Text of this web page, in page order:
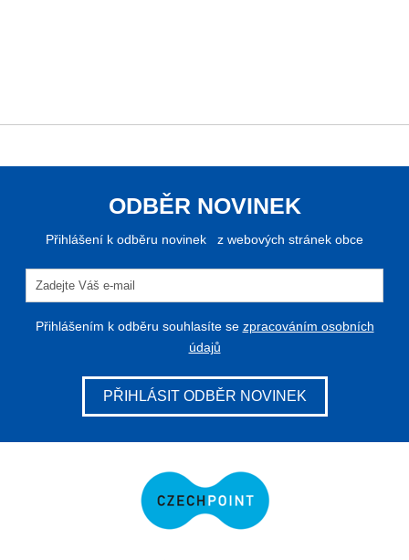
ODBĚR NOVINEK
Přihlášení k odběru novinek z webových stránek obce
Přihlášením k odběru souhlasíte se zpracováním osobních
údajů
PŘIHLÁSIT ODBĚR NOVINEK